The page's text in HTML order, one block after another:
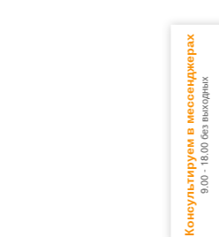
Консультируем в мессенджерах9.00 - 18.00 без выходных